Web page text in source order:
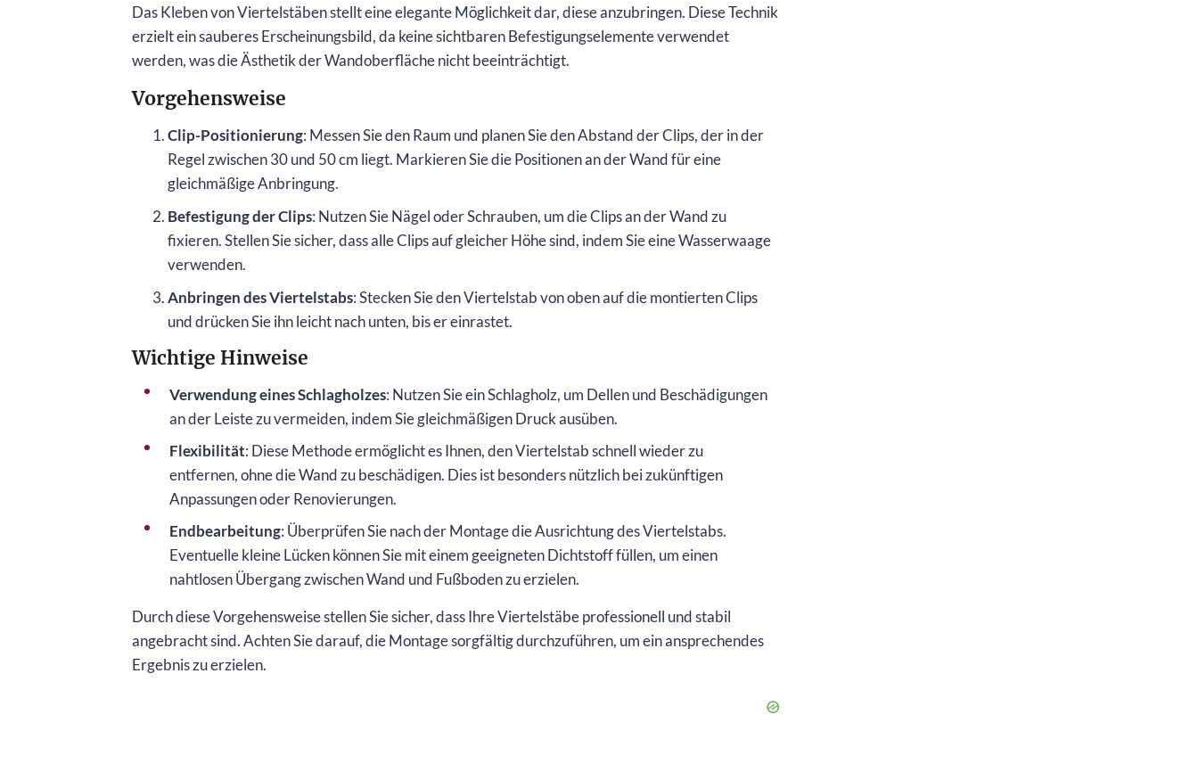
Das Kleben von Viertelstäben stellt eine elegante Möglichkeit dar, diese anzubringen. Diese Technik
erzielt ein sauberes Erscheinungsbild, da keine sichtbaren Befestigungselemente verwendet
werden, was die Ästhetik der Wandoberfläche nicht beeinträchtigt.
Vorgehensweise
Clip-Positionierung: Messen Sie den Raum und planen Sie den Abstand der Clips, der in der
Regel zwischen 30 und 50 cm liegt. Markieren Sie die Positionen an der Wand für eine
gleichmäßige Anbringung.
Befestigung der Clips: Nutzen Sie Nägel oder Schrauben, um die Clips an der Wand zu
fixieren. Stellen Sie sicher, dass alle Clips auf gleicher Höhe sind, indem Sie eine Wasserwaage
verwenden.
Anbringen des Viertelstabs: Stecken Sie den Viertelstab von oben auf die montierten Clips
und drücken Sie ihn leicht nach unten, bis er einrastet.
Wichtige Hinweise
Verwendung eines Schlagholzes: Nutzen Sie ein Schlagholz, um Dellen und Beschädigungen
an der Leiste zu vermeiden, indem Sie gleichmäßigen Druck ausüben.
Flexibilität: Diese Methode ermöglicht es Ihnen, den Viertelstab schnell wieder zu
entfernen, ohne die Wand zu beschädigen. Dies ist besonders nützlich bei zukünftigen
Anpassungen oder Renovierungen.
Endbearbeitung: Überprüfen Sie nach der Montage die Ausrichtung des Viertelstabs.
Eventuelle kleine Lücken können Sie mit einem geeigneten Dichtstoff füllen, um einen
nahtlosen Übergang zwischen Wand und Fußboden zu erzielen.
Durch diese Vorgehensweise stellen Sie sicher, dass Ihre Viertelstäbe professionell und stabil
angebracht sind. Achten Sie darauf, die Montage sorgfältig durchzuführen, um ein ansprechendes
Ergebnis zu erzielen.